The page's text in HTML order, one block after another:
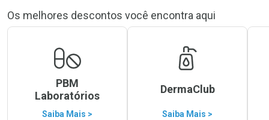
Os melhores descontos você encontra aqui
PBM
Laboratórios
Saiba Mais >
DermaClub
Saiba Mais >